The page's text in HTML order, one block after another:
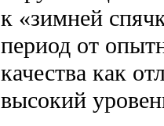
к «зимней
период от
качества как
высокий